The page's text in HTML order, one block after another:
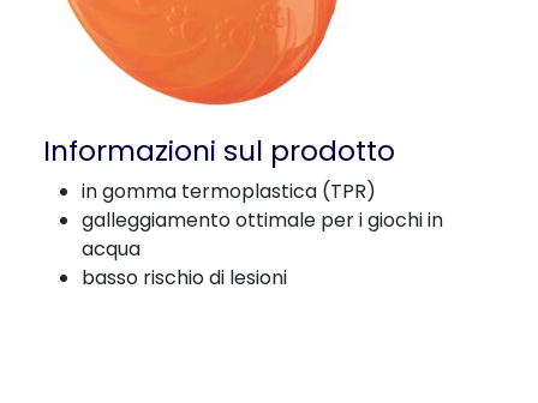
Informazioni sul prodotto
in gomma termoplastica (TPR)
galleggiamento ottimale per i giochi in
acqua
basso rischio di lesioni